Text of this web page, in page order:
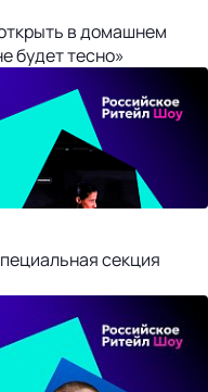
в домашнем
будет тесно»
секция